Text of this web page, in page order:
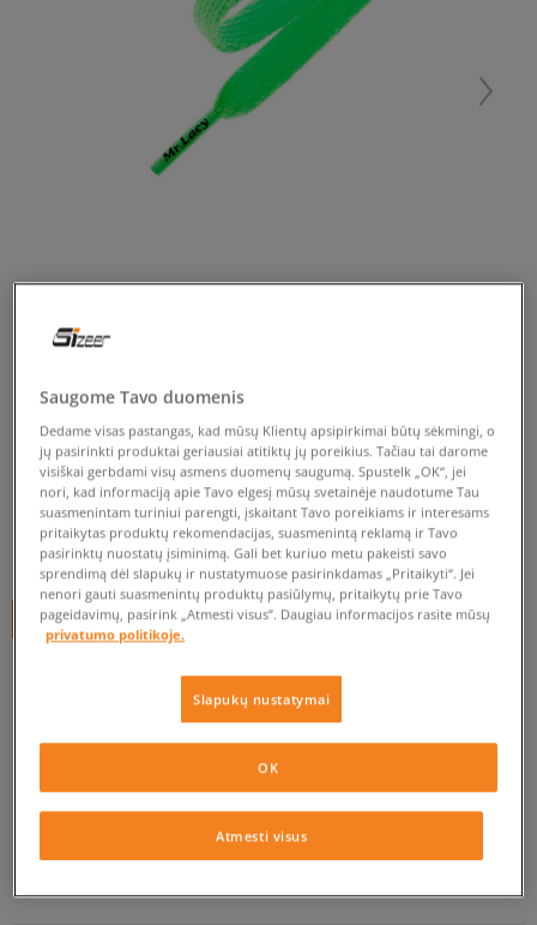
MR. LACY BATRAIŠČIAI
FLATTIES NEON GREEN
unisex, batų priežiūra
0.0
4,99€
+ 5 tšk.SizeerClub
Prekė neprieinama
Jei prekė vėl bus sandėlyje, gausi pranešimą iš mūsų.
Pasirinkti dydį
Saugome Tavo duomenis
Dedame visas pastangas, kad mūsų Klientų apsipirkimai būtų sėkmingi, o
jų pasirinkti produktai geriausiai atitiktų jų poreikius. Tačiau tai darome
visiškai gerbdami visų asmens duomenų saugumą. Spustelk „OK“, jei
nori, kad informaciją apie Tavo elgesį mūsų svetainėje naudotume Tau
suasmenintam turiniui parengti, įskaitant Tavo poreikiams ir interesams
pritaikytas produktų rekomendacijas, suasmenintą reklamą ir Tavo
pasirinktų nuostatų įsiminimą. Gali bet kuriuo metu pakeisti savo
sprendimą dėl slapukų ir nustatymuose pasirinkdamas „Pritaikyti“. Jei
nenori gauti suasmenintų produktų pasiūlymų, pritaikytų prie Tavo
pageidavimų, pasirink „Atmesti visus”. Daugiau informacijos rasite mūsų
privatumo politikoje.
Slapukų nustatymai
Atmesti visus
OK